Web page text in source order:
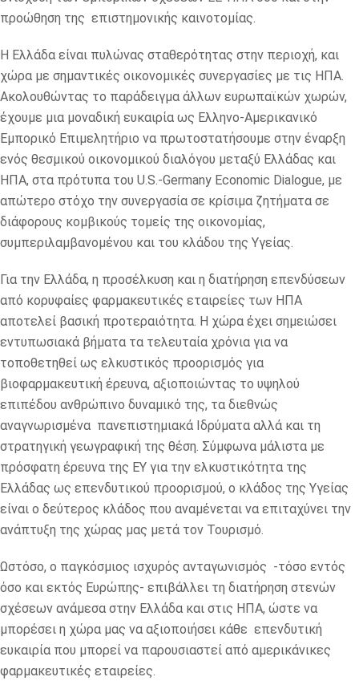
προώθηση της επιστημονικής καινοτομίας.
H Ελλάδα είναι πυλώνας σταθερότητας στην περιοχή, και
χώρα με σημαντικές οικονομικές συνεργασίες με τις ΗΠΑ.
Ακολουθώντας το παράδειγμα άλλων ευρωπαϊκών χωρών,
έχουμε μια μοναδική ευκαιρία ως Ελληνο-Αμερικανικό
Εμπορικό Επιμελητήριο να πρωτοστατήσουμε στην έναρξη
ενός θεσμικού οικονομικού διαλόγου μεταξύ Ελλάδας και
ΗΠΑ, στα πρότυπα του U.S.-Germany Economic Dialogue, με
απώτερο στόχο την συνεργασία σε κρίσιμα ζητήματα σε
διάφορους κομβικούς τομείς της οικονομίας,
συμπεριλαμβανομένου και του κλάδου της Υγείας.
Για την Ελλάδα, η προσέλκυση και η διατήρηση επενδύσεων
από κορυφαίες φαρμακευτικές εταιρείες των ΗΠΑ
αποτελεί βασική προτεραιότητα. Η χώρα έχει σημειώσει
εντυπωσιακά βήματα τα τελευταία χρόνια για να
τοποθετηθεί ως ελκυστικός προορισμός για
βιοφαρμακευτική έρευνα, αξιοποιώντας το υψηλού
επιπέδου ανθρώπινο δυναμικό της, τα διεθνώς
αναγνωρισμένα πανεπιστημιακά Ιδρύματα αλλά και τη
στρατηγική γεωγραφική της θέση. Σύμφωνα μάλιστα με
πρόσφατη έρευνα της EY για την ελκυστικότητα της
Ελλάδας ως επενδυτικού προορισμού, ο κλάδος της Υγείας
είναι ο δεύτερος κλάδος που αναμένεται να επιταχύνει την
ανάπτυξη της χώρας μας μετά τον Τουρισμό.
Ωστόσο, ο παγκόσμιος ισχυρός ανταγωνισμός -τόσο εντός
όσο και εκτός Ευρώπης- επιβάλλει τη διατήρηση στενών
σχέσεων ανάμεσα στην Ελλάδα και στις ΗΠΑ, ώστε να
μπορέσει η χώρα μας να αξιοποιήσει κάθε επενδυτική
ευκαιρία που μπορεί να παρουσιαστεί από αμερικάνικες
φαρμακευτικές εταιρείες.